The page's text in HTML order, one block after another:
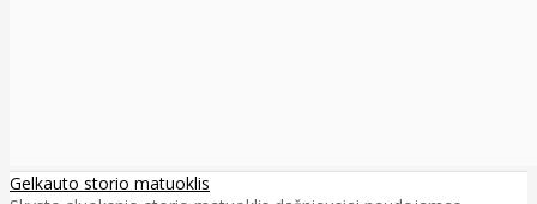
Gelkauto storio matuoklis